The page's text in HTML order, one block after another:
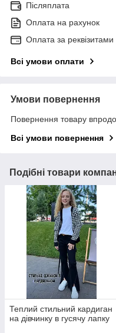
Післяплата
Оплата на рахунок
Оплата за реквізитами
Всі умови оплати
Умови повернення
Повернення товару
Всі умови повернення
Подібні товари
Теплий стильний кардиган
на дівчинку в гусячу лапку